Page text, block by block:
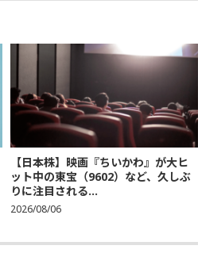
【日本株】映画『ちいかわ』が大ヒ
ット中の東宝（9602）など、久しぶ
りに注目される...
2026/08/06